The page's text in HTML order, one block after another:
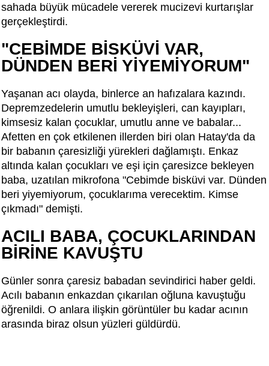
sahada büyük mücadele vererek mucizevi kurtarışlar
gerçekleştirdi.
"CEBİMDE BİSKÜVİ VAR,
DÜNDEN BERİ YİYEMİYORUM"
Yaşanan acı olayda, binlerce an hafızalara kazındı.
Depremzedelerin umutlu bekleyişleri, can kayıpları,
kimsesiz kalan çocuklar, umutlu anne ve babalar...
Afetten en çok etkilenen illerden biri olan Hatay'da da
bir babanın çaresizliği yürekleri dağlamıştı. Enkaz
altında kalan çocukları ve eşi için çaresizce bekleyen
baba, uzatılan mikrofona "Cebimde bisküvi var. Dünden
beri yiyemiyorum, çocuklarıma verecektim. Kimse
çıkmadı" demişti.
ACILI BABA, ÇOCUKLARINDAN
BİRİNE KAVUŞTU
Günler sonra çaresiz babadan sevindirici haber geldi.
Acılı babanın enkazdan çıkarılan oğluna kavuştuğu
öğrenildi. O anlara ilişkin görüntüler bu kadar acının
arasında biraz olsun yüzleri güldürdü.